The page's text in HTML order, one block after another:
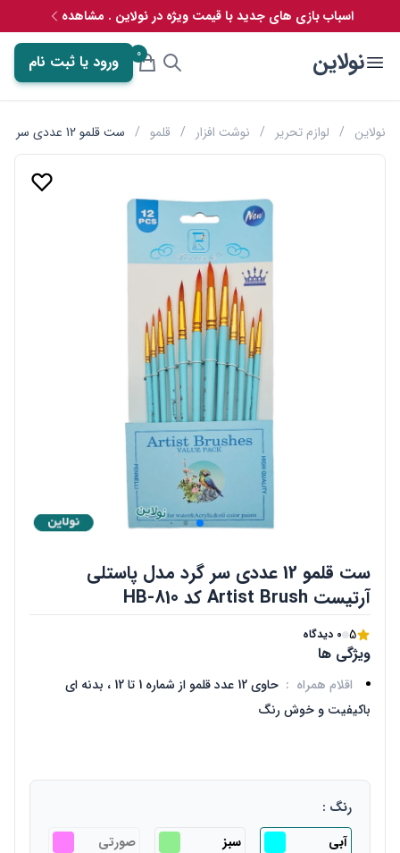
اسباب بازی های جدید با قیمت ویژه در نولاین . مشاهده
نولاین 0 ورود یا ثبت نام
نولاین / لوازم تحریر / نوشت افزار / قلمو / ست قلمو 12 عددی سر گرد مدل پاستلی آرتیست Artist Brush کد HB-810
ست قلمو 12 عددی سر گرد مدل پاستلی
آرتیست Artist Brush کد HB-810
5 0 دیدگاه
ویژگی ها
اقلام همراه :
حاوی 12 عدد قلمو از شماره 1 تا 12 ، بدنه ای
باکیفیت و خوش رنگ
رنگ :
آبی
سبز صورتی